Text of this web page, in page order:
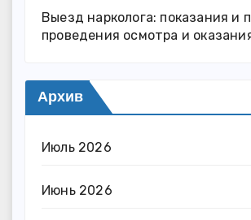
Выезд нарколога: показания и
проведения осмотра и
Архив
Июль 2026
Июнь 2026